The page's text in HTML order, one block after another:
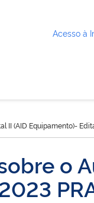
Acesso à
II (AID Equipamento)-
o